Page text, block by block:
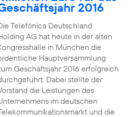
2016
Telefónica Deutschland
AG hat heute in der alten
in München die
Hauptversammlung
Geschäftsjahr 2016 erfolgreich
Dabei stellte der
die Leistungen des
im deutschen
und die